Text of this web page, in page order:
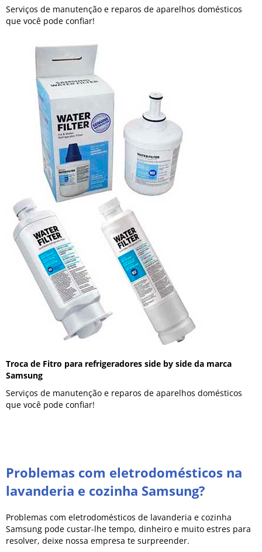
Serviços de manutenção e reparos de aparelhos domésticos
que você pode confiar!
Troca de Fitro para refrigeradores side by side da marca
Samsung
Serviços de manutenção e reparos de aparelhos domésticos
que você pode confiar!
Problemas com eletrodomésticos na
lavanderia e cozinha Samsung?
Problemas com eletrodomésticos de lavanderia e cozinha
Samsung pode custar-lhe tempo, dinheiro e muito estres para
resolver, deixe nossa empresa te surpreender.